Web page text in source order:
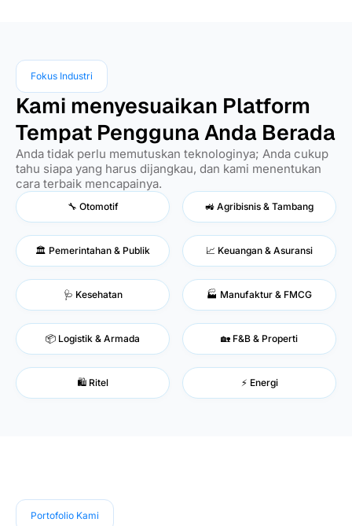
Fokus Industri
Kami menyesuaikan Platform
Tempat Pengguna Anda Berada
Anda tidak perlu memutuskan teknologinya; Anda cukup
tahu siapa yang harus dijangkau, dan kami menentukan
cara terbaik mencapainya.
🔧 Otomotif 🚜 Agribisnis & Tambang
🏛️ Pemerintahan & Publik 📈 Keuangan & Asuransi
🩺 Kesehatan 🏭 Manufaktur & FMCG
📦 Logistik & Armada 🏡 F&B & Properti
🛍️ Ritel ⚡ Energi
Portofolio Kami